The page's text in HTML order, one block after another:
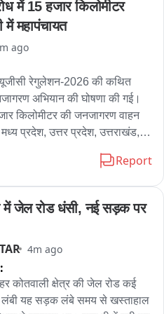
की टीम मौके पर पहुंचीं.
और बचाव कार्य शुरू किया.
गाड़ियां आग पर काबू पाने में जुटी.
फैक्ट्री में कर्मचारियों की
घायल होने की सूचना नहीं है.
की जा रही है.
में 15 हजार किलोमीटर
महापंचायत
ago
यूजीसी रेगुलेशन-2026 की कथित
अभियान की घोषणा की गई।
किलोमीटर की जनजागरण वाहन
प्रदेश, उत्तर प्रदेश, उत्तराखंड,
रोलबैक सवर्ण आक्रोश महापंचायत के
सामान्य वर्ग के नागरिकों को यूजीसी
से अवगत कराना और लोकतांत्रिक
को संबोधित करते हुए करणी
पूर्व बीएसएफ अधिकारी डॉ. राज
में ऐसे कई प्रावधान हैं, जो
संस्थानों के हितों के विपरीत हैं।
दर्ज होने के बाद तत्काल
Report
में जेल रोड धंसी, नई सड़क पर
4m ago
कोतवाली क्षेत्र की जेल रोड कई
लंबी यह सड़क लंबे समय से खस्ताहाल